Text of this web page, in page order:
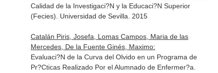
Calidad de la Investigaci?N y la Educaci?N Superior
(Fecies). Universidad de Sevilla. 2015
Catalán Piris, Josefa, Lomas Campos, Maria de las
Mercedes, De la Fuente Ginés, Maximo:
Evaluaci?N de la Curva del Olvido en un Programa de
Pr?Cticas Realizado Por el Alumnado de Enfermer?a.